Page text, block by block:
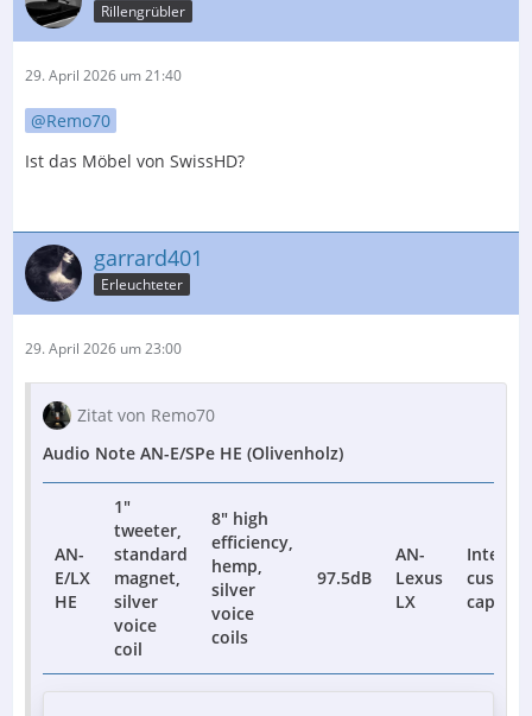
Rillengrübler
29. April 2026 um 21:40
Remo70
Ist das Möbel von SwissHD?
garrard401
Erleuchteter
29. April 2026 um 23:00
Zitat von Remo70
Audio Note AN-E/SPe HE (Olivenholz)
AN-
E/LX
HE
1"
tweeter,
standard
magnet,
silver
voice
coil
8" high
efficiency,
hemp,
silver
voice
coils
97.5dB
AN-
Lexus
LX
custom